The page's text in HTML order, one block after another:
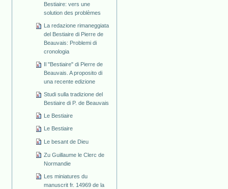
Bestiaire: vers une
solution des problèmes
La redazione rimaneggiata
del Bestiaire di Pierre de
Beauvais: Problemi di
cronologia
Il "Bestiaire" di Pierre de
Beauvais. A proposito di
una recente edizione
Studi sulla tradizione del
Bestiaire di P. de Beauvais
Le Bestiaire
Le Bestiaire
Le besant de Dieu
Zu Guillaume le Clerc de
Normandie
Les miniatures du
manuscrit fr. 14969 de la